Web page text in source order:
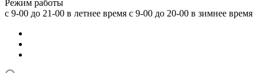
Режим работы
с 9-00 до 21-00 в летнее время с 9-00 до 20-00 в зимнее время